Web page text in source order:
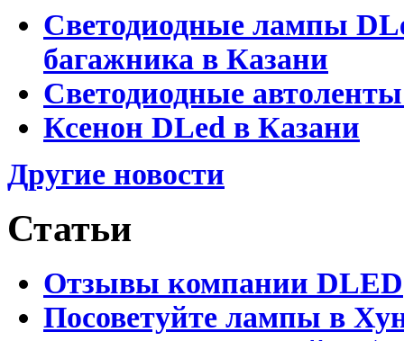
Светодиодные лампы
багажника в Казани
Светодиодные
Ксенон DLed в Казани
Другие новости
Статьи
Отзывы компании DLED
Посоветуйте лампы в